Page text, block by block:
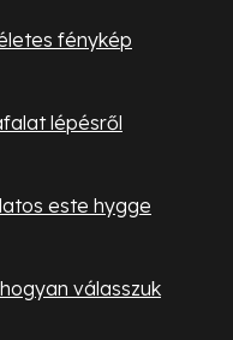
fénykép
lépésről
este hygge
válasszuk